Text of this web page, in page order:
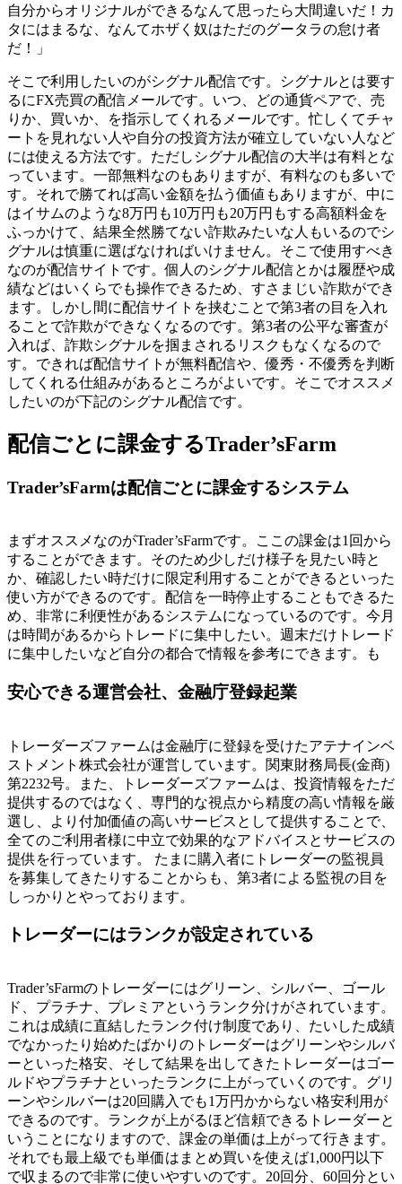
自分からオリジナルができるなんて思ったら大間違いだ！カ
タにはまるな、なんてホザく奴はただのグータラの怠け者
だ！」
そこで利用したいのがシグナル配信です。シグナルとは要す
るにFX売買の配信メールです。いつ、どの通貨ペアで、売
りか、買いか、を指示してくれるメールです。忙しくてチャ
ートを見れない人や自分の投資方法が確立していない人など
には使える方法です。ただしシグナル配信の大半は有料とな
っています。一部無料なのもありますが、有料なのも多いで
す。それで勝てれば高い金額を払う価値もありますが、中に
はイサムのような8万円も10万円も20万円もする高額料金を
ふっかけて、結果全然勝てない詐欺みたいな人もいるのでシ
グナルは慎重に選ばなければいけません。そこで使用すべき
なのが配信サイトです。個人のシグナル配信とかは履歴や成
績などはいくらでも操作できるため、すさまじい詐欺ができ
ます。しかし間に配信サイトを挟むことで第3者の目を入れ
ることで詐欺ができなくなるのです。第3者の公平な審査が
入れば、詐欺シグナルを掴まされるリスクもなくなるので
す。できれば配信サイトが無料配信や、優秀・不優秀を判断
してくれる仕組みがあるところがよいです。そこでオススメ
したいのが下記のシグナル配信です。
配信ごとに課金するTrader’sFarm
Trader’sFarmは配信ごとに課金するシステム
まずオススメなのがTrader’sFarmです。ここの課金は1回から
することができます。そのため少しだけ様子を見たい時と
か、確認したい時だけに限定利用することができるといった
使い方ができるのです。配信を一時停止することもできるた
め、非常に利便性があるシステムになっているのです。今月
は時間があるからトレードに集中したい。週末だけトレード
に集中したいなど自分の都合で情報を参考にできます。も
安心できる運営会社、金融庁登録起業
トレーダーズファームは金融庁に登録を受けたアテナインベ
ストメント株式会社が運営しています。関東財務局長(金商)
第2232号。また、トレーダーズファームは、投資情報をただ
提供するのではなく、専門的な視点から精度の高い情報を厳
選し、より付加価値の高いサービスとして提供することで、
全てのご利用者様に中立で効果的なアドバイスとサービスの
提供を行っています。 たまに購入者にトレーダーの監視員
を募集してきたりすることからも、第3者による監視の目を
しっかりとやっております。
トレーダーにはランクが設定されている
Trader’sFarmのトレーダーにはグリーン、シルバー、ゴール
ド、プラチナ、プレミアというランク分けがされています。
これは成績に直結したランク付け制度であり、たいした成績
でなかったり始めたばかりのトレーダーはグリーンやシルバ
ーといった格安、そして結果を出してきたトレーダーはゴー
ルドやプラチナといったランクに上がっていくのです。グリ
ーンやシルバーは20回購入でも1万円かからない格安利用が
できるのです。ランクが上がるほど信頼できるトレーダーと
いうことになりますので、課金の単価は上がって行きます。
それでも最上級でも単価はまとめ買いを使えば1,000円以下
で収まるので非常に使いやすいのです。20回分、60回分とい